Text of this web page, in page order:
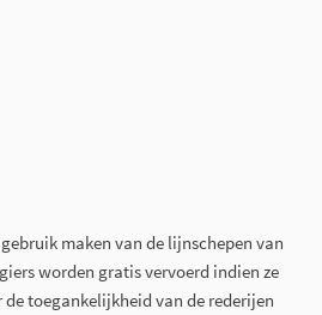
maken van de lijnschepen van
worden gratis vervoerd indien ze
toegankelijkheid van de rederijen